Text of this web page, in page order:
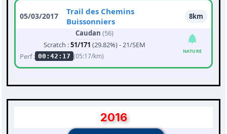
05/03/2017
Trail des Chemins
Buissonniers
8km
Caudan (56)
Scratch :51/171 (29.82%) - 21/SEM
Perf : 00:42:17 (05:17/km)
NATURE
2016